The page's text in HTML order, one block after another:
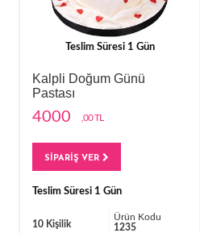
Teslim Süresi 1 Gün
Kalpli Doğum Günü
Pastası
4000 ,00 TL
SİPARİŞ VER
Teslim Süresi 1 Gün
10 Kişilik
Ürün Kodu
1235